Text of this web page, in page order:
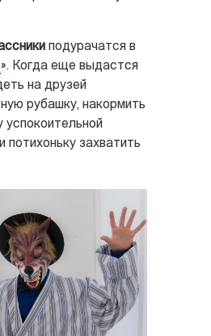
подурачатся в
». Когда еще выдастся
на друзей
рубашку, накормить
успокоительной
потихоньку захватить